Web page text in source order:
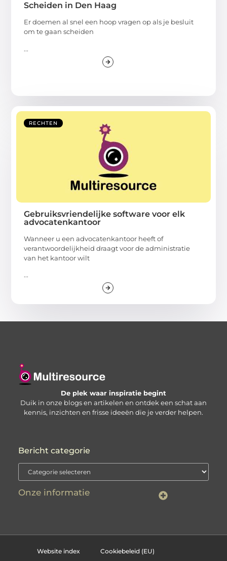
Scheiden in Den Haag
Er doemen al snel een hoop vragen op als je besluit
om te gaan scheiden
...
RECHTEN
Gebruiksvriendelijke software voor elk
advocatenkantoor
Wanneer u een advocatenkantoor heeft of
verantwoordelijkheid draagt voor de administratie
van het kantoor wilt
...
De plek waar inspiratie begint
Duik in onze blogs en artikelen en ontdek een schat aan
kennis, inzichten en frisse ideeën die je verder helpen.
Bericht categorie
Onze informatie
Website index Cookiebeleid (EU)